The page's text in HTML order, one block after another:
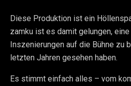
Diese Produktion ist ein
zamku ist es damit gelungen,
Inszenierungen auf die Bühne zu
letzten Jahren gesehen haben.
Es stimmt einfach alles – vom